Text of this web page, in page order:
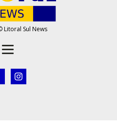
Litoral Sul News